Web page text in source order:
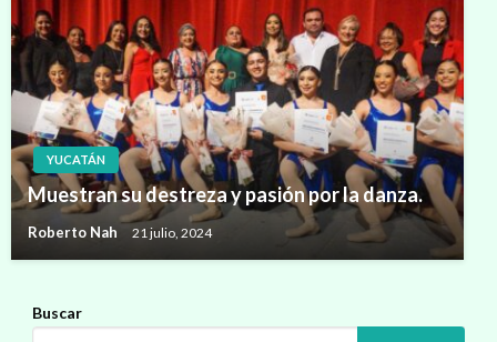
YUCATÁN
Muestran su destreza y pasión por la danza.
Roberto Nah 21 julio, 2024
Buscar